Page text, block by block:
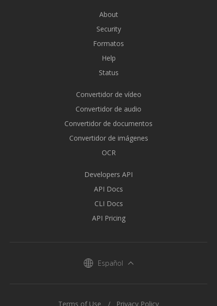
About
Security
Formatos
Help
Status
Convertidor de vídeo
Convertidor de audio
Convertidor de documentos
Convertidor de imágenes
OCR
Developers API
API Docs
CLI Docs
API Pricing
Español
Terms of Use Privacy Policy